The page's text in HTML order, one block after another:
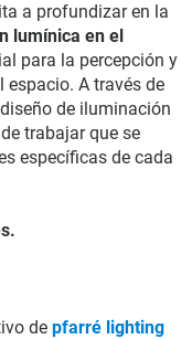
a profundizar en la
lumínica en el
para la percepción y
A través de
de iluminación
trabajar que se
específicas de cada
de pfarré lighting